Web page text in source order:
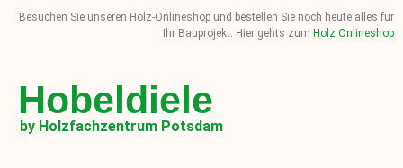
Besuchen Sie unseren Holz-Onlineshop und bestellen Sie noch heute alles für
Ihr Bauprojekt. Hier gehts zum Holz Onlineshop
Hobeldiele
by Holzfachzentrum Potsdam